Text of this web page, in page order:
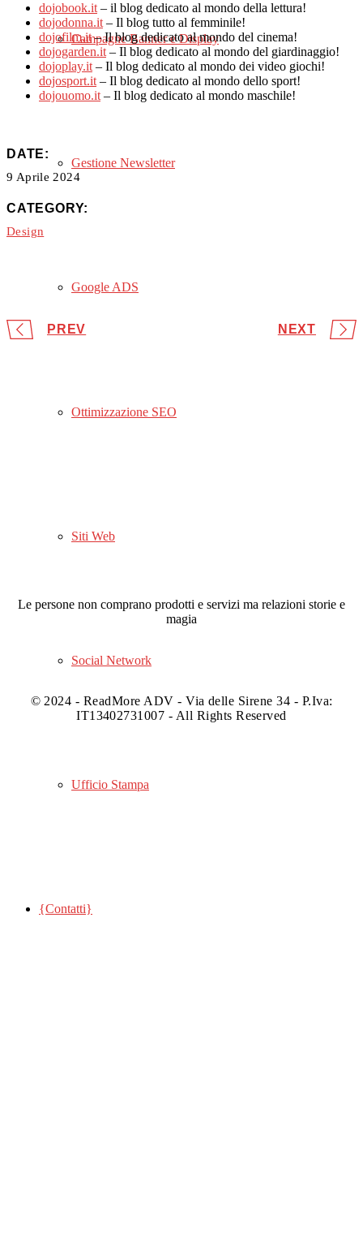
Campagne Banner e Display
Gestione Newsletter
Google ADS
Ottimizzazione SEO
Siti Web
Social Network
Ufficio Stampa
{Contatti}
dojobook.it – il blog dedicato al mondo della lettura!
dojodonna.it – Il blog tutto al femminile!
dojofilm.it– Il blog dedicato al mondo del cinema!
dojogarden.it – Il blog dedicato al mondo del giardinaggio!
dojoplay.it – Il blog dedicato al mondo dei video giochi!
dojosport.it – Il blog dedicato al mondo dello sport!
dojouomo.it – Il blog dedicato al mondo maschile!
DATE:
9 Aprile 2024
CATEGORY:
Design
PREV NEXT
Le persone non comprano prodotti e servizi ma relazioni storie e
magia
© 2024 - ReadMore ADV - Via delle Sirene 34 - P.Iva:
IT13402731007 - All Rights Reserved